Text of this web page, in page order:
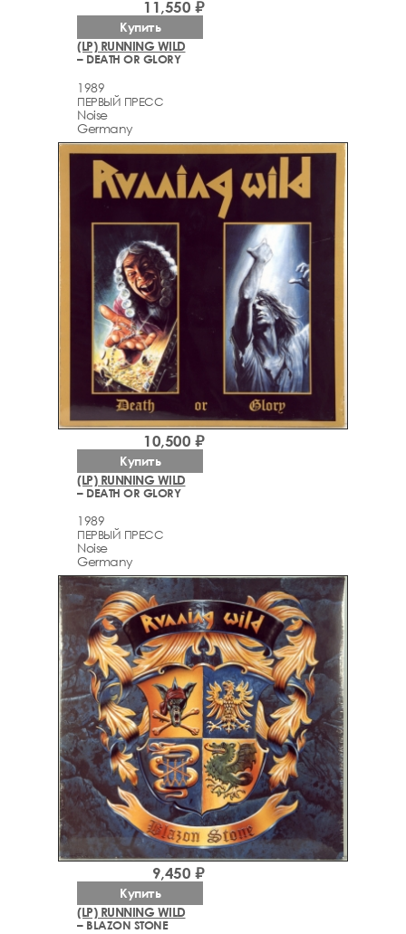
(LP) RUNNING WILD
– DEATH OR GLORY
1989
ПЕРВЫЙ ПРЕСС
Noise
Germany
11,550 ₽
Купить
(LP) RUNNING WILD
– DEATH OR GLORY
1989
ПЕРВЫЙ ПРЕСС
Noise
Germany
10,500 ₽
Купить
(LP) RUNNING WILD
– BLAZON STONE
9,450 ₽
Купить